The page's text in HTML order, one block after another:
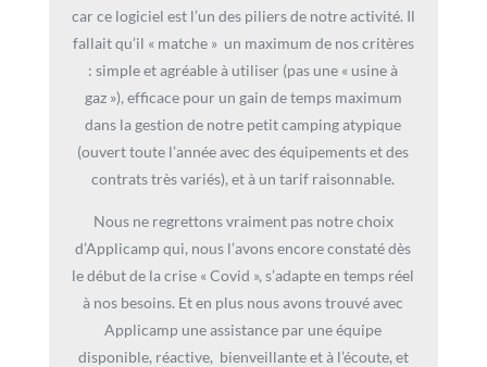
car ce logiciel est l’un des piliers de notre activité. Il
fallait qu’il « matche » un maximum de nos critères
: simple et agréable à utiliser (pas une « usine à
gaz »), efficace pour un gain de temps maximum
dans la gestion de notre petit camping atypique
(ouvert toute l’année avec des équipements et des
contrats très variés), et à un tarif raisonnable.
Nous ne regrettons vraiment pas notre choix
d’Applicamp qui, nous l’avons encore constaté dès
le début de la crise « Covid », s’adapte en temps réel
à nos besoins. Et en plus nous avons trouvé avec
Applicamp une assistance par une équipe
disponible, réactive, bienveillante et à l’écoute, et